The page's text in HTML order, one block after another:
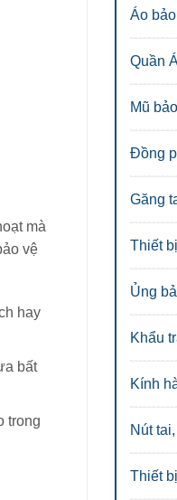
mà
vệ
hay
bất
trong
Áo
Quần
Mũ
Đồng
Găng
Thiết
Ủng
Khẩu
Kính
Nút
Thiết